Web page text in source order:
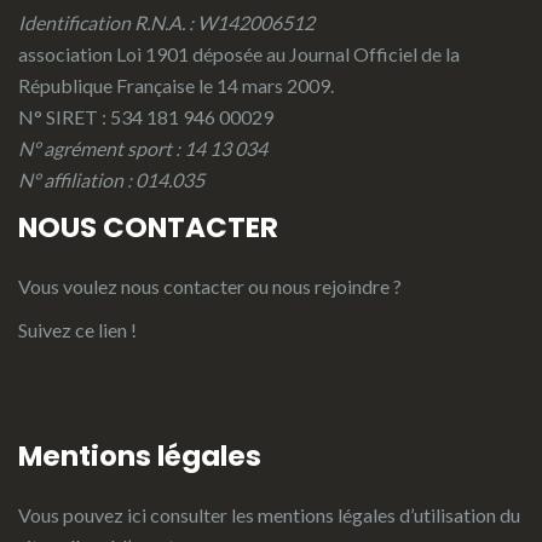
Identification R.N.A. : W142006512
association Loi 1901 déposée au Journal Officiel de la
République Française le 14 mars 2009.
N° SIRET : 534 181 946 00029
N° agrément sport : 14 13 034
N° affiliation : 014.035
NOUS CONTACTER
Vous voulez nous contacter ou nous rejoindre ?
Suivez ce lien !
Mentions légales
Vous pouvez ici consulter les mentions légales d’utilisation du